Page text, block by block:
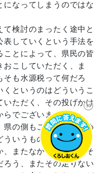
になってしまうのではな
検討のまったく途中と
表していくという手法を
ことによって、県民の皆
こしていただく、ま
そも水源税って何だろ
というのはどういうこ
いただく、その投げかけ
らでございます。
の側もこれまですすめ
ういうものだったか、そ
、またなかったのか、そ
ろう、またその足りない